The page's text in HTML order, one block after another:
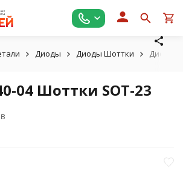
Диоды Диоды Шоттки Диод
04 Шоттки SOT-23